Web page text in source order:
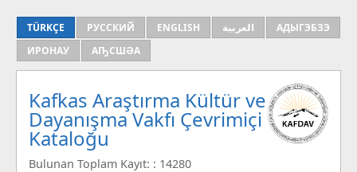
TÜRKÇE РУССКИЙ ENGLISH العربية
АДЫГЭБЗЭ
ИРОНАУ
АҦСШӘА
Kafkas Araştırma Kültür ve
Dayanışma Vakfı Çevrimiçi
Kataloğu
Bulunan Toplam Kayıt: : 14280